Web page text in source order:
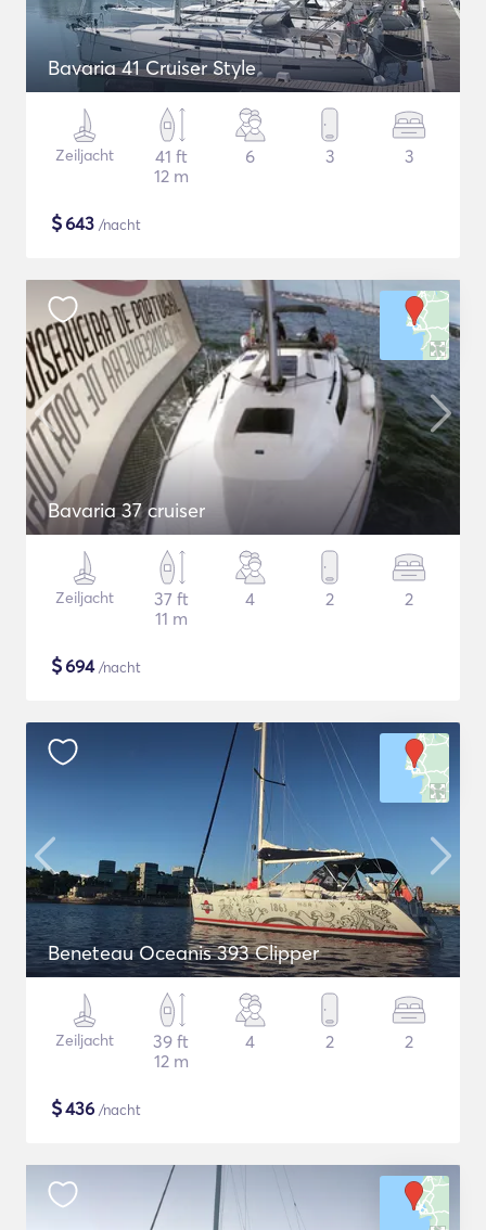
Bavaria 41 Cruiser Style
Zeiljacht
41 ft
12 m
6 3 3
$643 /nacht
Bavaria 37 cruiser
Zeiljacht
37 ft
11 m
4 2 2
$694/nacht
Beneteau Oceanis 393 Clipper
Zeiljacht
39 ft
12 m
4 2 2
$436 /nacht